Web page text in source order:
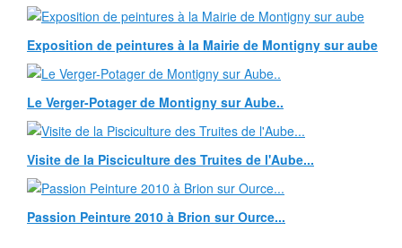
Exposition de peintures à la Mairie de Montigny sur aube
Le Verger-Potager de Montigny sur Aube..
Visite de la Pisciculture des Truites de l'Aube...
Passion Peinture 2010 à Brion sur Ource...